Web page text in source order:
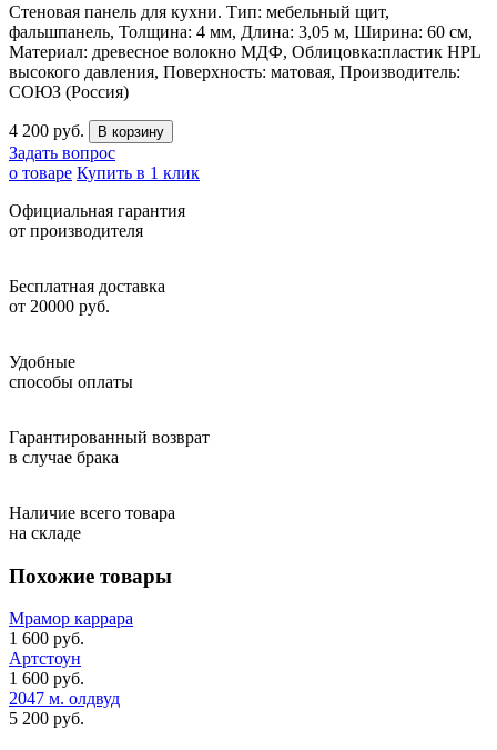
Стеновая панель для кухни. Тип: мебельный щит,
фальшпанель, Толщина: 4 мм, Длина: 3,05 м, Ширина: 60 см,
Материал: древесное волокно МДФ, Облицовка:пластик HPL
высокого давления, Поверхность: матовая, Производитель:
СОЮЗ (Россия)
4 200 руб.
Задать вопрос
о товаре Купить в 1 клик
Официальная гарантия
от производителя
Бесплатная доставка
от 20000 руб.
Удобные
способы оплаты
Гарантированный возврат
в случае брака
Наличие всего товара
на складе
Похожие товары
Мрамор каррара
1 600 руб.
Артстоун
1 600 руб.
2047 м. олдвуд
5 200 руб.